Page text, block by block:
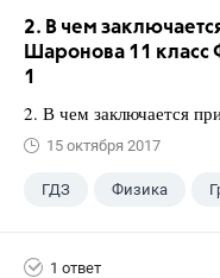
2. В чем
Шаронова 11 класс
1
2. В чем заключается
15 октября 2017
ГДЗ Физика
1 ответ